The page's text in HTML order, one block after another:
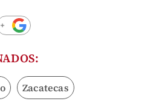
Zacatecas